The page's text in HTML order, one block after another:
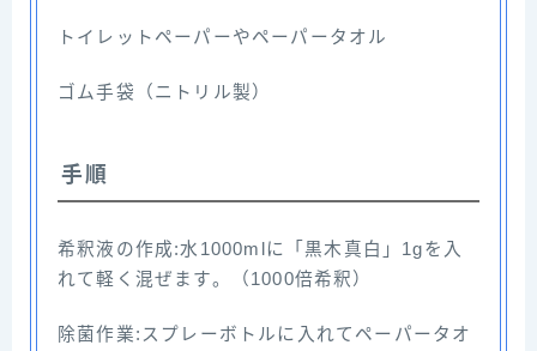
トイレットペーパーやペーパータオル
ゴム手袋（ニトリル製）
手順
希釈液の作成:水1000mlに「黒木真白」1gを入
れて軽く混ぜます。（1000倍希釈）
除菌作業:スプレーボトルに入れてペーパータオ